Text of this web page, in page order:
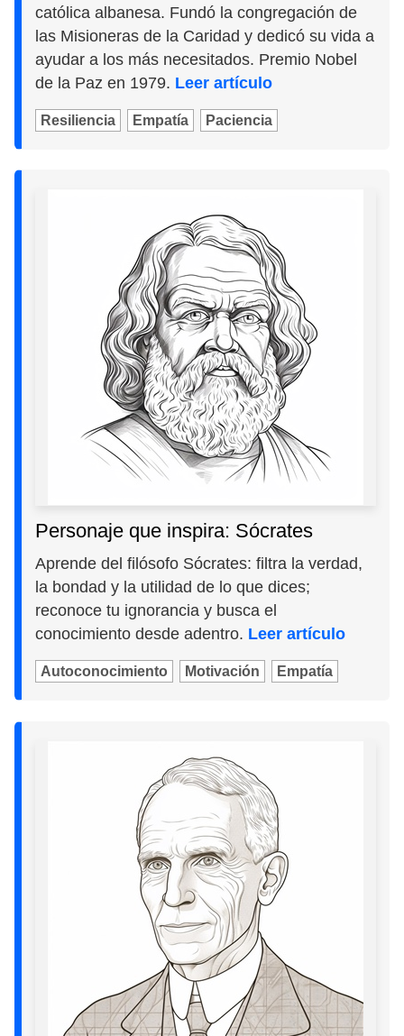
católica albanesa. Fundó la congregación de
las Misioneras de la Caridad y dedicó su vida a
ayudar a los más necesitados. Premio Nobel
de la Paz en 1979. Leer artículo
Resiliencia Empatía Paciencia
Personaje que inspira: Sócrates
Aprende del filósofo Sócrates: filtra la verdad,
la bondad y la utilidad de lo que dices;
reconoce tu ignorancia y busca el
conocimiento desde adentro. Leer artículo
Autoconocimiento Motivación Empatía